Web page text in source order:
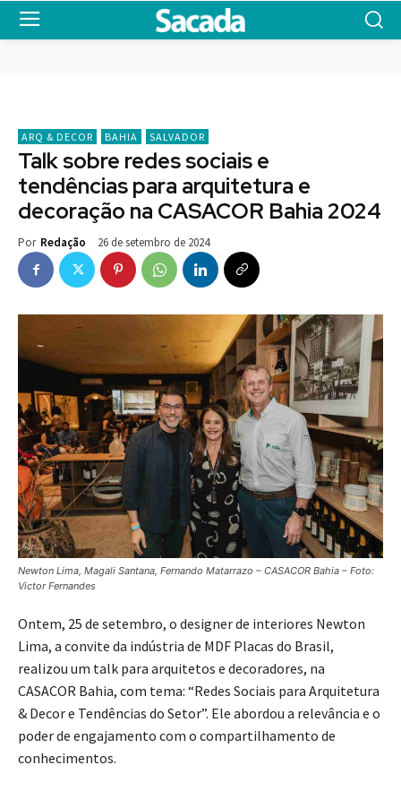
ARQ & DECOR BAHIA SALVADOR
Talk sobre redes sociais e
tendências para arquitetura e
decoração na CASACOR Bahia 2024
Por Redação 26 de setembro de 2024
Newton Lima, Magali Santana, Fernando Matarrazo – CASACOR Bahia – Foto:
Victor Fernandes
Ontem, 25 de setembro, o designer de interiores Newton
Lima, a convite da indústria de MDF Placas do Brasil,
realizou um talk para arquitetos e decoradores, na
CASACOR Bahia, com tema: “Redes Sociais para Arquitetura
& Decor e Tendências do Setor”. Ele abordou a relevância e o
poder de engajamento com o compartilhamento de
conhecimentos.